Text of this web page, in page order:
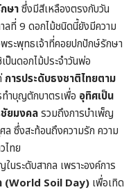
ษาซึ่งมีสีเหลืองตรงกับวัน
ลที่ 9 ดอกไม้ชนิดนี้ยังมีความ
ระพุทธเจ้าที่คอยปกปักษ์รักษา
ป็นดอกไม้ประจำวันพ่อ
การประดับธงชาติไทยตาม
ทำบุญตักบาตรเพื่อ อุทิศเป็น
ยมงคลรวมถึงการบำเพ็ญ
ล ซึ่งสะท้อนถึงความรัก ความ
ไทย
นระดับสากล เพราะองค์การ
(World Soil Day) เพื่อเทิด